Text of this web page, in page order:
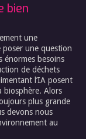
bien
une
une question
énormes besoins
de déchets
l’IA posent
biosphère. Alors
plus grande
devons nous
au